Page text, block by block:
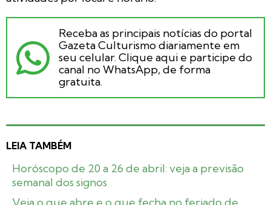
Receba as principais notícias do portal
Gazeta Culturismo diariamente em
seu celular. Clique aqui e participe do
canal no WhatsApp, de forma
gratuita.
LEIA TAMBÉM
Horóscopo de 20 a 26 de abril: veja a previsão
semanal dos signos